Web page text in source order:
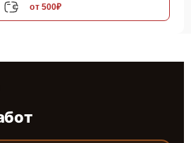
от 500₽